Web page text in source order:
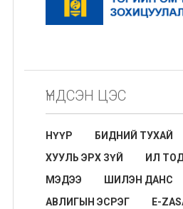
ҮНДСЭН ЦЭС
НҮҮР
БИДНИЙ ТУХАЙ
ХУУЛЬ ЭРХ ЗҮЙ
ИЛ
МЭДЭЭ
ШИЛЭН ДАНС
АВЛИГЫН ЭСРЭГ
E-